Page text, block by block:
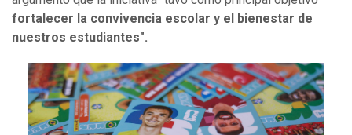
fortalecer la convivencia escolar y el bienestar de
nuestros estudiantes".